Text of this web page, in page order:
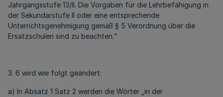
Jahrgangsstufe 13/II. Die Vorgaben für die Lehrbefähigung in
der Sekundarstufe II oder eine entsprechende
Unterrichtsgenehmigung gemäß § 5 Verordnung über die
Ersatzschulen sind zu beachten.“
3. 6 wird wie folgt geändert:
a) In Absatz 1 Satz 2 werden die Wörter „in der